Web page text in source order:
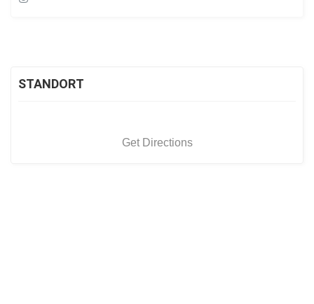
STANDORT
Get Directions